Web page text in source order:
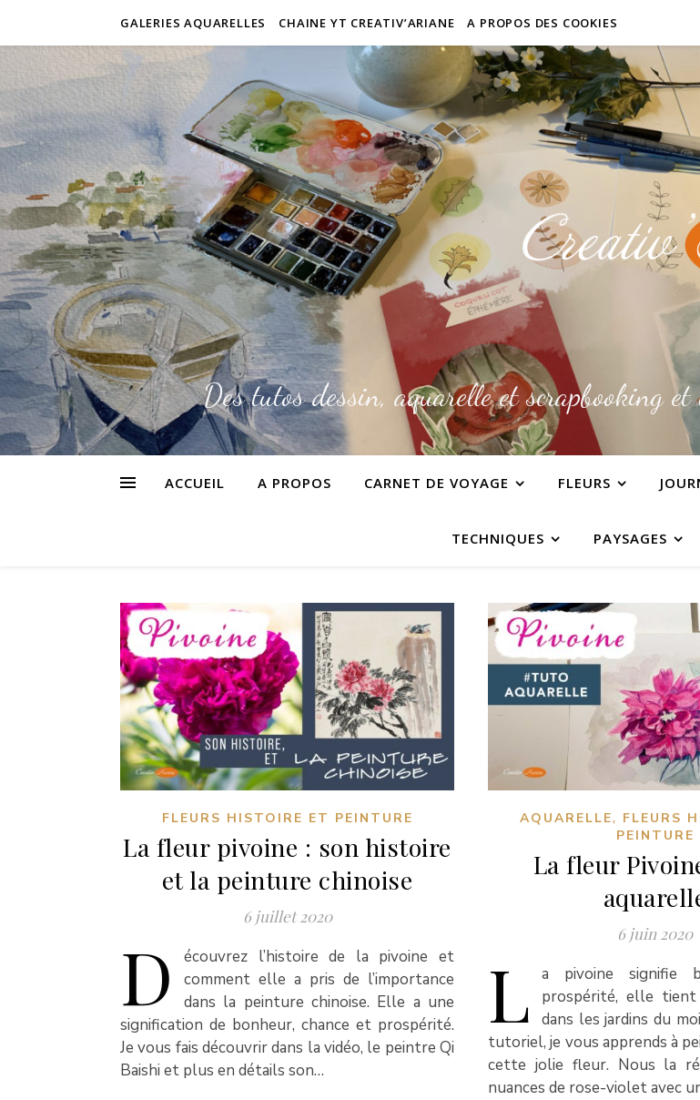
GALERIES AQUARELLES CHAINE YT CREATIV’ARIANE A PROPOS DES COOKIES
Des tutos dessin, aquarelle et scrapbooking
ACCUEIL A PROPOS CARNET DE VOYAGE FLEURS
TECHNIQUES PAYSAGES
FLEURS HISTOIRE ET PEINTURE
La fleur pivoine : son histoire
et la peinture chinoise
6 juillet 2020
D
écouvrez l’histoire de la pivoine et
comment elle a pris de l’importance
dans la peinture chinoise. Elle a une
signification de bonheur, chance et prospérité.
Je vous fais découvrir dans la vidéo, le peintre Qi
Baishi et plus en détails son…
AQUARELLE, FLEURS
PEINTURE
La fleur
6 juin 2020
L
a pivoine signifie
prospérité, elle
dans les jardins du
tutoriel, je vous apprends à
cette jolie fleur. Nous la
nuances de rose-violet avec